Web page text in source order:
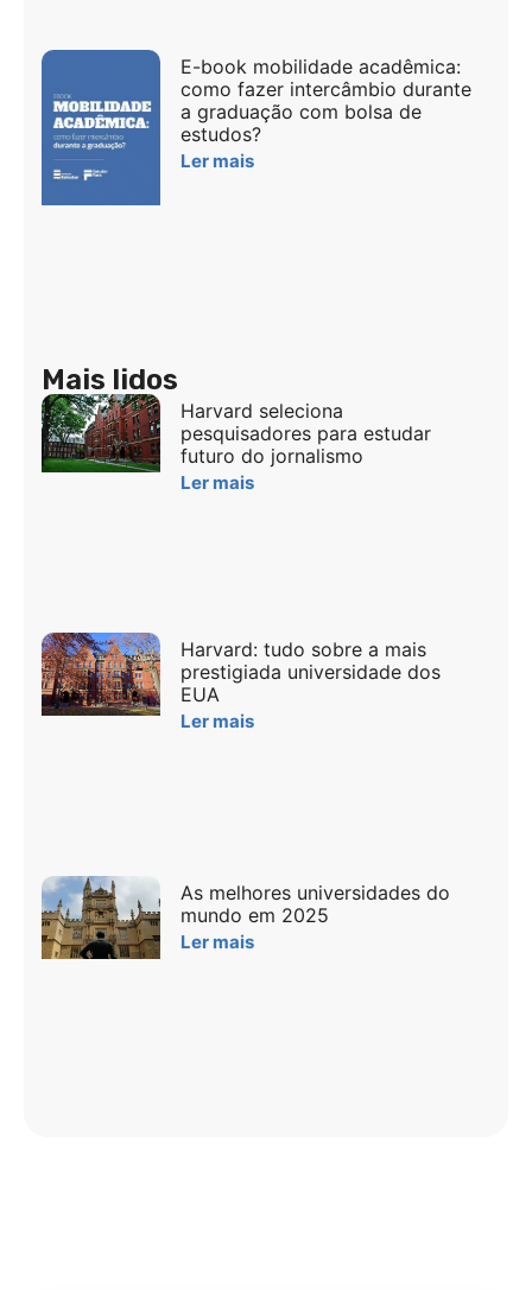
E-book mobilidade acadêmica:
como fazer intercâmbio durante
a graduação com bolsa de
estudos?
Ler mais
Mais lidos
Harvard seleciona
pesquisadores para estudar
futuro do jornalismo
Ler mais
Harvard: tudo sobre a mais
prestigiada universidade dos
EUA
Ler mais
As melhores universidades do
mundo em 2025
Ler mais